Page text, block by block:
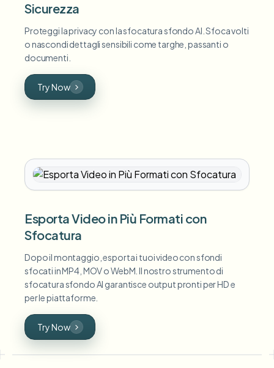
Sicurezza
Proteggi la privacy con la sfocatura sfondo AI. Sfoca volti
o nascondi dettagli sensibili come targhe, passanti o
documenti.
Try Now
Esporta Video in Più Formati con
Sfocatura
Dopo il montaggio, esporta i tuoi video con sfondi
sfocati in MP4, MOV o WebM. Il nostro strumento di
sfocatura sfondo AI garantisce output pronti per HD e
per le piattaforme.
Try Now